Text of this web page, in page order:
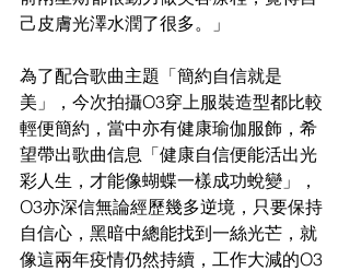
己皮膚光澤水潤了很多。」
為了配合歌曲主題「簡約自信就是
美」，今次拍攝O3穿上服裝造型都比較
輕便簡約，當中亦有健康瑜伽服飾，希
望帶出歌曲信息「健康自信便能活出光
彩人生，才能像蝴蝶一樣成功蛻變」，
O3亦深信無論經歷幾多逆境，只要保持
自信心，黑暗中總能找到一絲光芒，就
像這兩年疫情仍然持續，工作大減的O3